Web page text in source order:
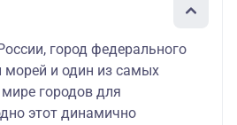
город федерального
морей и один из самых
городов для
этот динамично